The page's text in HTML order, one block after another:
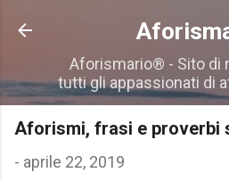
Passa ai
Aforismario® - Sito di
tutti gli appassionati di
Aforismi, frasi e proverbi
- aprile 22, 2019